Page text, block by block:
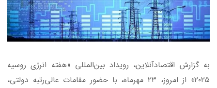
به گزارش اقتصادآنلاین، رویداد بین‌المللی «هفته انرژی روسیه
۲۰۲۵» از امروز، ۲۳ مهرماه، با حضور مقامات عالی‌رتبه دولتی،